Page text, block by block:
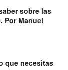
sobre las
Por Manuel
que necesitas